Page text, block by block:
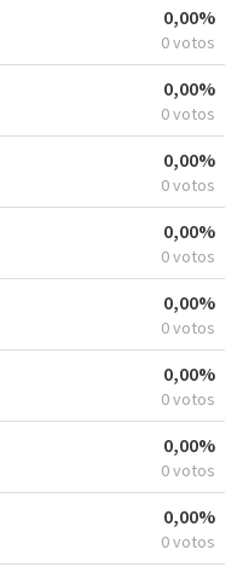
0,00%
0 votos
0,00%
0 votos
0,00%
0 votos
0,00%
0 votos
0,00%
0 votos
0,00%
0 votos
0,00%
0 votos
0,00%
0 votos